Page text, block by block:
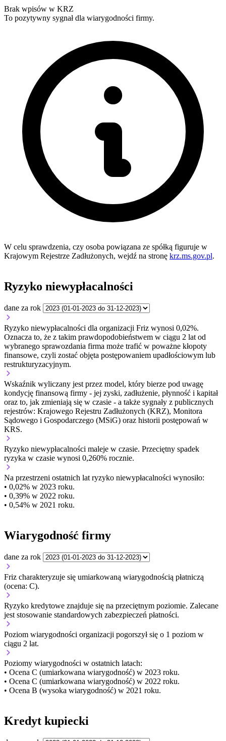
Brak wpisów w KRZ
To pozytywny sygnał dla wiarygodności firmy.
W celu sprawdzenia, czy osoba powiązana ze spółką figuruje w
Krajowym Rejestrze Zadłużonych, wejdź na stronę krz.ms.gov.pl.
Ryzyko niewypłacalności
dane za rok
Ryzyko niewypłacalności dla organizacji Friz wynosi 0,02%.
Oznacza to, że z takim prawdopodobieństwem w ciągu 2 lat od
wybranego sprawozdania firma może trafić w poważne kłopoty
finansowe, czyli zostać objęta postępowaniem upadłościowym lub
restrukturyzacyjnym.
Wskaźnik wyliczany jest przez model, który bierze pod uwagę
kondycję finansową firmy - jej zyski, zadłużenie, płynność i kapitał
oraz to, jak zmieniają się w czasie - a także sygnały z publicznych
rejestrów: Krajowego Rejestru Zadłużonych (KRZ), Monitora
Sądowego i Gospodarczego (MSiG) oraz historii postępowań w
KRS.
Ryzyko niewypłacalności maleje w czasie. Przeciętny spadek
ryzyka w czasie wynosi 0,260% rocznie.
Na przestrzeni ostatnich lat ryzyko niewypłacalności wynosiło:
• 0,02% w 2023 roku.
• 0,39% w 2022 roku.
• 0,54% w 2021 roku.
Wiarygodność firmy
dane za rok
Friz charakteryzuje się umiarkowaną wiarygodnością płatniczą
(ocena: C).
Ryzyko kredytowe znajduje się na przeciętnym poziomie. Zalecane
jest stosowanie standardowych zabezpieczeń płatności.
Poziom wiarygodności organizacji pogorszył się o 1 poziom w
ciągu 2 lat.
Poziomy wiarygodności w ostatnich latach:
• Ocena C (umiarkowana wiarygodność) w 2023 roku.
• Ocena C (umiarkowana wiarygodność) w 2022 roku.
• Ocena B (wysoka wiarygodność) w 2021 roku.
Kredyt kupiecki